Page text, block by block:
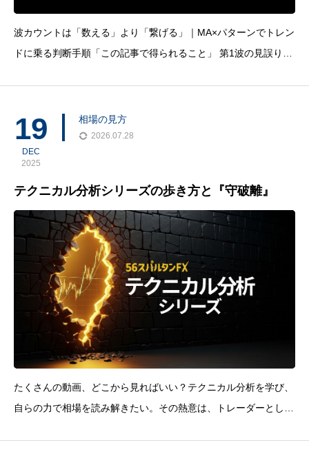
波カウントは「数える」より「繋げる」｜MA×パターンでトレン
ドに乗る判断手順「この記事で得られること」 第1波の見誤りを
19
DEC
2025
相場の見方
2026.07.28
テクニカル分析シリーズの歩き方と『守破離』
たくさんの動画、どこから見ればいい？テクニカル分析を学び、
自らの力で相場を読み解きたい。その熱意は、トレーダーとして